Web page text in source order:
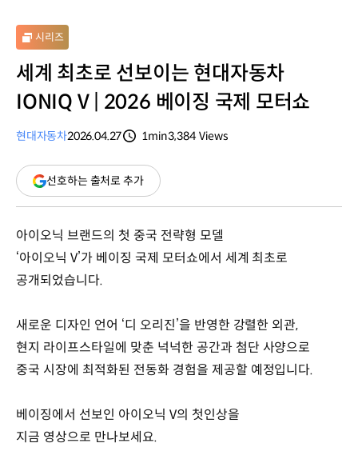
시리즈
세계 최초로 선보이는 현대자동차
IONIQ V | 2026 베이징 국제 모터쇼
현대자동차2026.04.27
1min3,384 Views
선호하는 출처로 추가(새
창
아이오닉 브랜드의 첫 중국 전략형 모델
‘아이오닉 V’가 베이징 국제 모터쇼에서 세계 최초로
공개되었습니다.
새로운 디자인 언어 ‘디 오리진’을 반영한 강렬한 외관,
현지 라이프스타일에 맞춘 넉넉한 공간과 첨단 사양으로
중국 시장에 최적화된 전동화 경험을 제공할 예정입니다.
베이징에서 선보인 아이오닉 V의 첫인상을
지금 영상으로 만나보세요.